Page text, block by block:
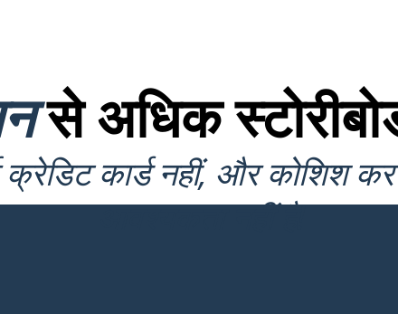
से अधिक
कार्ड नहीं, और कोशिश
आवश्यकता नहीं है!